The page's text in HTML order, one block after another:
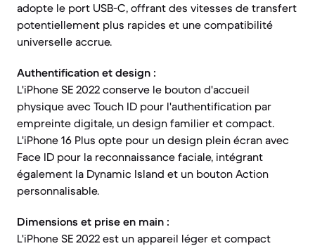
adopte le port USB-C, offrant des vitesses de transfert
potentiellement plus rapides et une compatibilité
universelle accrue.
Authentification et design :
L'iPhone SE 2022 conserve le bouton d'accueil
physique avec Touch ID pour l'authentification par
empreinte digitale, un design familier et compact.
L'iPhone 16 Plus opte pour un design plein écran avec
Face ID pour la reconnaissance faciale, intégrant
également la Dynamic Island et un bouton Action
personnalisable.
Dimensions et prise en main :
L'iPhone SE 2022 est un appareil léger et compact